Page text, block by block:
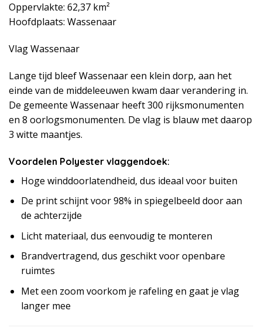
Oppervlakte: 62,37 km²
Hoofdplaats: Wassenaar
Vlag Wassenaar
Lange tijd bleef Wassenaar een klein dorp, aan het
einde van de middeleeuwen kwam daar verandering in.
De gemeente Wassenaar heeft 300 rijksmonumenten
en 8 oorlogsmonumenten. De vlag is blauw met daarop
3 witte maantjes.
Voordelen Polyester vlaggendoek:
Hoge winddoorlatendheid, dus ideaal voor buiten
De print schijnt voor 98% in spiegelbeeld door aan
de achterzijde
Licht materiaal, dus eenvoudig te monteren
Brandvertragend, dus geschikt voor openbare
ruimtes
Met een zoom voorkom je rafeling en gaat je vlag
langer mee